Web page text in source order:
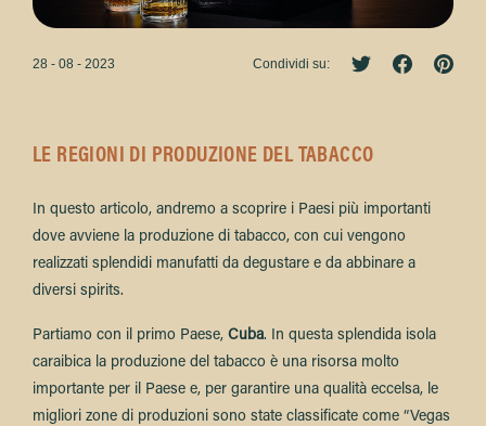
28 - 08 - 2023 Condividi su:
LE REGIONI DI PRODUZIONE DEL TABACCO
In questo articolo, andremo a scoprire i Paesi più importanti
dove avviene la produzione di tabacco, con cui vengono
realizzati splendidi manufatti da degustare e da abbinare a
diversi spirits.
Partiamo con il primo Paese, Cuba. In questa splendida isola
caraibica la produzione del tabacco è una risorsa molto
importante per il Paese e, per garantire una qualità eccelsa, le
migliori zone di produzioni sono state classificate come “Vegas